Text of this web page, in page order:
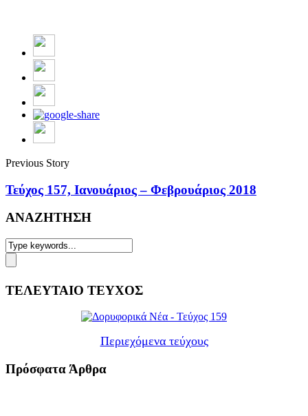
Previous Story
Τεύχος 157, Ιανουάριος – Φεβρουάριος 2018
ΑΝΑΖΗΤΗΣΗ
ΤΕΛΕΥΤΑΙΟ ΤΕΥΧΟΣ
Περιεχόμενα τεύχους
Πρόσφατα Άρθρα